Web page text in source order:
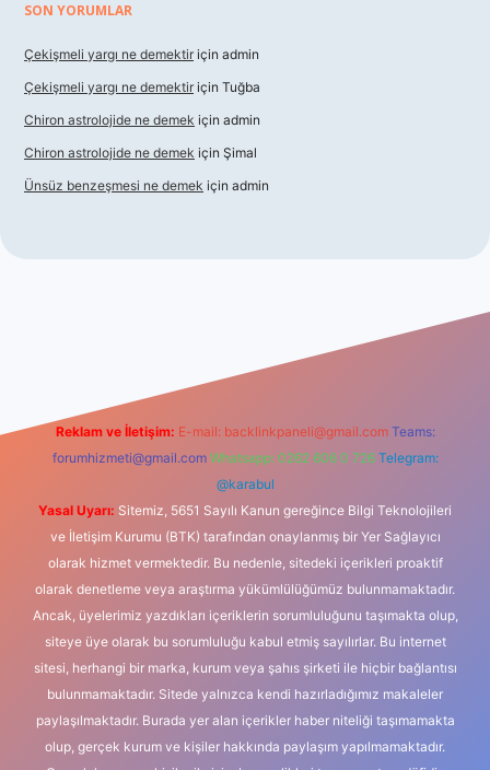
SON YORUMLAR
Çekişmeli yargı ne demektir için admin
Çekişmeli yargı ne demektir için Tuğba
Chiron astrolojide ne demek için admin
Chiron astrolojide ne demek için Şimal
Ünsüz benzeşmesi ne demek için admin
Reklam ve İletişim: E-mail: backlinkpaneli@gmail.com Teams:
forumhizmeti@gmail.com Whatsapp: 0262 606 0 726 Telegram:
@karabul
Yasal Uyarı: Sitemiz, 5651 Sayılı Kanun gereğince Bilgi Teknolojileri
ve İletişim Kurumu (BTK) tarafından onaylanmış bir Yer Sağlayıcı
olarak hizmet vermektedir. Bu nedenle, sitedeki içerikleri proaktif
olarak denetleme veya araştırma yükümlülüğümüz bulunmamaktadır.
Ancak, üyelerimiz yazdıkları içeriklerin sorumluluğunu taşımakta olup,
siteye üye olarak bu sorumluluğu kabul etmiş sayılırlar. Bu internet
sitesi, herhangi bir marka, kurum veya şahıs şirketi ile hiçbir bağlantısı
bulunmamaktadır. Sitede yalnızca kendi hazırladığımız makaleler
paylaşılmaktadır. Burada yer alan içerikler haber niteliği taşımamakta
olup, gerçek kurum ve kişiler hakkında paylaşım yapılmamaktadır.